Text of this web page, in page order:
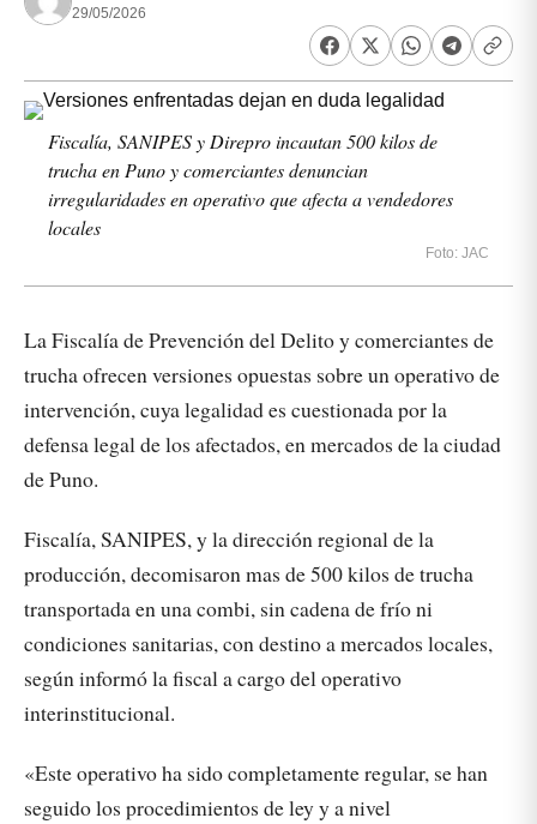
29/05/2026
Fiscalía, SANIPES y Direpro incautan 500 kilos de
trucha en Puno y comerciantes denuncian
irregularidades en operativo que afecta a vendedores
locales
Foto: JAC
La Fiscalía de Prevención del Delito y comerciantes de
trucha ofrecen versiones opuestas sobre un operativo de
intervención, cuya legalidad es cuestionada por la
defensa legal de los afectados, en mercados de la ciudad
de Puno.
Fiscalía, SANIPES, y la dirección regional de la
producción, decomisaron mas de 500 kilos de trucha
transportada en una combi, sin cadena de frío ni
condiciones sanitarias, con destino a mercados locales,
según informó la fiscal a cargo del operativo
interinstitucional.
«Este operativo ha sido completamente regular, se han
seguido los procedimientos de ley y a nivel